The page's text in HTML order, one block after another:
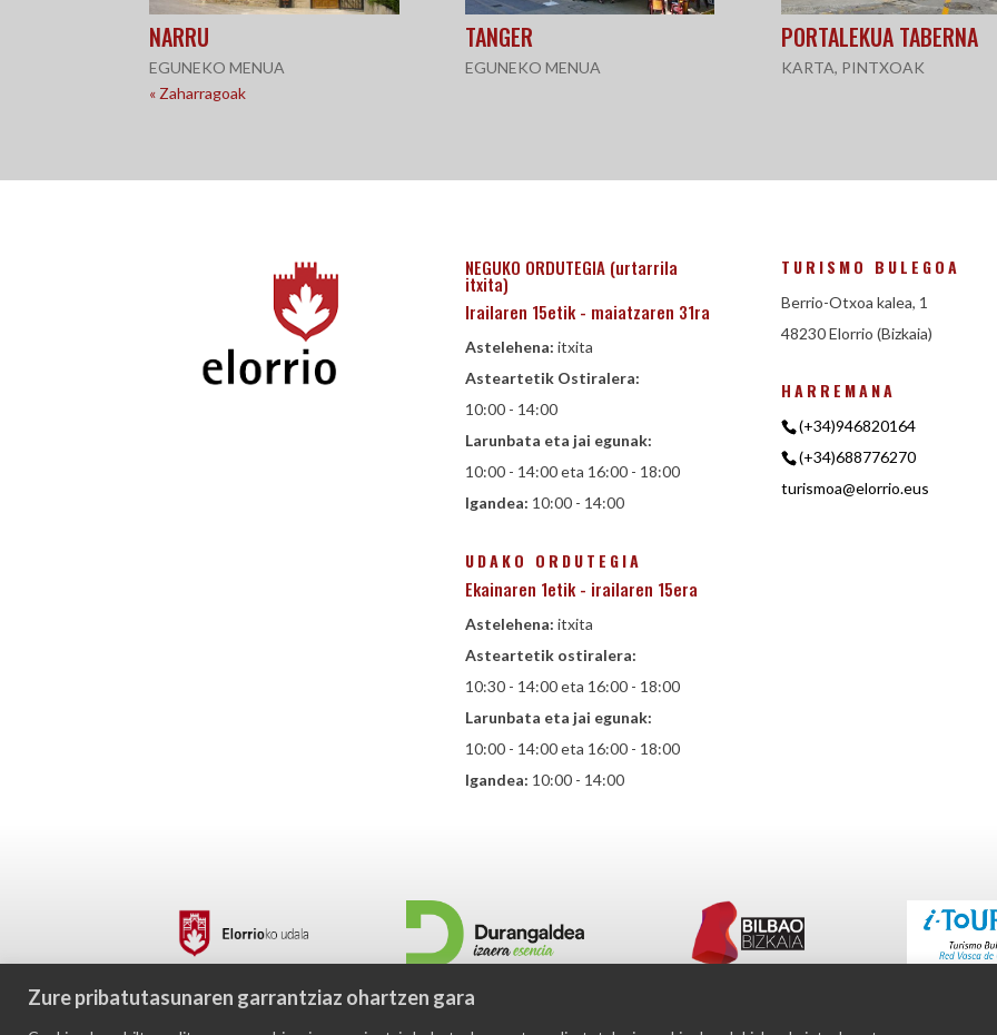
Zure pribatutasunaren garrantziaz ohartzen gara
NARRU
EGUNEKO MENUA
TANGER
EGUNEKO MENUA
PORTALEKUA TABERNA
KARTA, PINTXOAK
« Zaharragoak
NEGUKO ORDUTEGIA (urtarrila
itxita)
Irailaren 15etik - maiatzaren 31ra
Astelehena: itxita
Asteartetik Ostiralera:
10:00 - 14:00
Larunbata eta jai egunak:
10:00 - 14:00 eta 16:00 - 18:00
Igandea: 10:00 - 14:00
UDAKO ORDUTEGIA
Ekainaren 1etik - irailaren 15era
Astelehena: itxita
Asteartetik ostiralera:
10:30 - 14:00 eta 16:00 - 18:00
Larunbata eta jai egunak:
10:00 - 14:00 eta 16:00 - 18:00
Igandea: 10:00 - 14:00
TURISMO BULEGOA
Berrio-Otxoa kalea, 1
48230 Elorrio (Bizkaia)
HARREMANA
(+34)946820164
(+34)688776270
turismoa@elorrio.eus